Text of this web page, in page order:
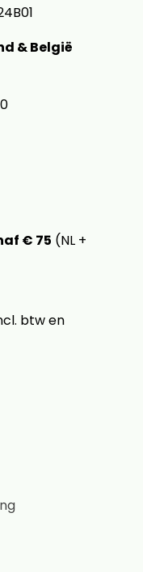
& België
€ 75 (NL +
btw en